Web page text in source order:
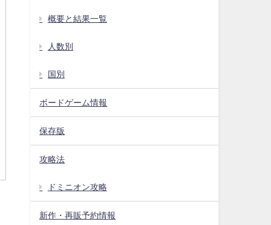
概要と結果一覧
人数別
国別
ボードゲーム情報
保存版
攻略法
ドミニオン攻略
新作・再販予約情報